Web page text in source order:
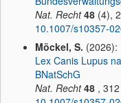
Nat. Recht 48 (4),
10.1007/s10357-
Möckel, S. (2026):
Lex Canis Lupus
BNatSchG
Nat. Recht 48 ,